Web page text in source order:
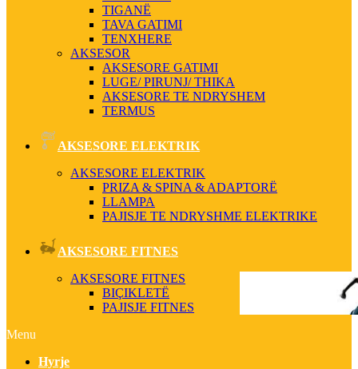
TIGANË
TAVA GATIMI
TENXHERE
AKSESOR
AKSESORE GATIMI
LUGE/ PIRUNJ/ THIKA
AKSESORE TE NDRYSHEM
TERMUS
AKSESORE ELEKTRIK
AKSESORE ELEKTRIK
PRIZA & SPINA & ADAPTORË
LLAMPA
PAJISJE TE NDRYSHME ELEKTRIKE
AKSESORE FITNES
AKSESORE FITNES
BIÇIKLETË
PAJISJE FITNES
Menu
Hyrje